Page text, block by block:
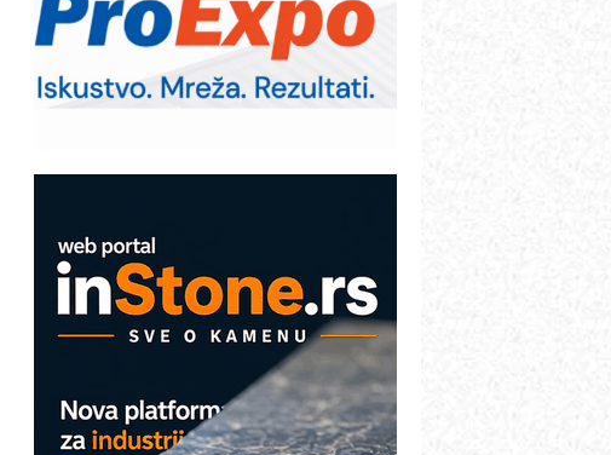
upravljanje mašinama
Sigurnije ispitivanje transformatora u
solarnim elektranama i vetroparkovima
COMBYPACK
ROSA i SCHUNK podižu proizvodnju
Detekcija različitih oblika
MAREX - Lim i mašine za savremena
rešenja